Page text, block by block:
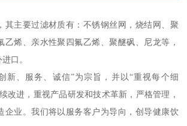
其主要过滤材质有：不锈钢丝网，烧结网、聚
乙烯、亲水性聚四氟乙烯、聚醚砜、尼龙等，
口。
新、服务、诚信”为宗旨，并以“重视每个细
改进，重视产品研发和技术革新，严格管理，
企业。我们将以服务客户为导向，创导健康饮